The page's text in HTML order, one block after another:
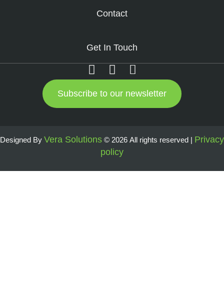
Contact
Get In Touch
Subscribe to our newsletter
Designed By Vera Solutions © 2026 All rights reserved | Privacy
policy